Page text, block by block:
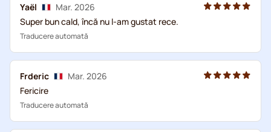
Yaël
Mar. 2026
Super bun cald, încă nu l-am gustat rece.
Traducere automată
Frderic
Mar. 2026
Fericire
Traducere automată